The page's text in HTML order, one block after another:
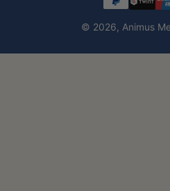
© 2026, Animus